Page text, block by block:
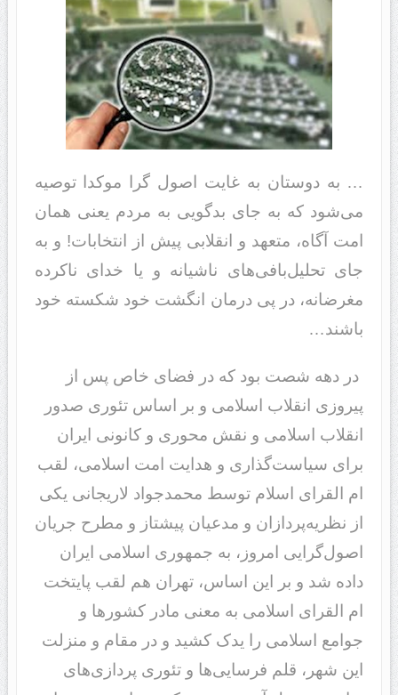
… به دوستان به غایت اصول گرا موکدا توصیه
می‌شود که به جای بدگویی به مردم یعنی همان
امت آگاه، متعهد و انقلابی پیش از انتخابات! و به
جای تحلیل‌بافی‌های ناشیانه و یا خدای ناکرده
مغرضانه، در پی درمان انگشت خود شکسته خود
باشند…
در دهه شصت بود که در فضای خاص پس از
پیروزی انقلاب اسلامی و بر اساس تئوری صدور
انقلاب اسلامی و نقش محوری و کانونی ایران
برای سیاست‌گذاری و هدایت امت اسلامی، لقب‌‌‌
ام ‌القرای اسلام‌‌‌ توسط محمدجواد لاریجانی یکی
از نظریه‌پردازان و مدعیان پیشتاز و مطرح جریان
اصول‌گرایی امروز، به جمهوری اسلامی ایران
داده شد و بر این اساس، تهران هم لقب ‌‌‌پایتخت‌
ام القرای اسلامی‌‌‌ به معنی مادر کشورها و
جوامع اسلامی را یدک کشید و در مقام و منزلت
این شهر، قلم فرسایی‌ها و تئوری پردازی‌های